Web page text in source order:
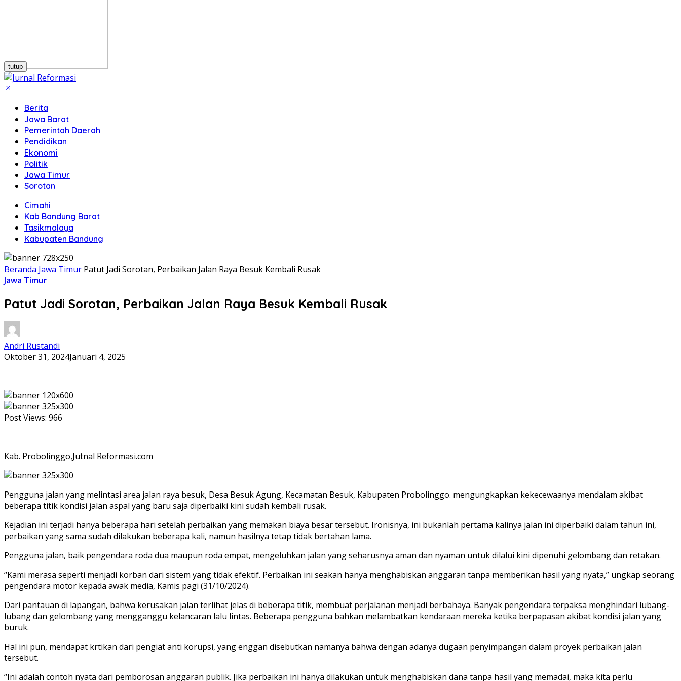
tutup
Berita
Jawa Barat
Pemerintah Daerah
Pendidikan
Ekonomi
Politik
Jawa Timur
Sorotan
Cimahi
Kab Bandung Barat
Tasikmalaya
Kabupaten Bandung
Beranda Jawa Timur Patut Jadi Sorotan, Perbaikan Jalan Raya Besuk Kembali Rusak
Jawa Timur
Patut Jadi Sorotan, Perbaikan Jalan Raya Besuk Kembali Rusak
Andri Rustandi
Oktober 31, 2024Januari 4, 2025
Post Views: 966
Kab. Probolinggo,Jutnal Reformasi.com
Pengguna jalan yang melintasi area jalan raya besuk, Desa Besuk Agung, Kecamatan Besuk, Kabupaten Probolinggo. mengungkapkan kekecewaanya mendalam akibat
beberapa titik kondisi jalan aspal yang baru saja diperbaiki kini sudah kembali rusak.
Kejadian ini terjadi hanya beberapa hari setelah perbaikan yang memakan biaya besar tersebut. Ironisnya, ini bukanlah pertama kalinya jalan ini diperbaiki dalam tahun ini,
perbaikan yang sama sudah dilakukan beberapa kali, namun hasilnya tetap tidak bertahan lama.
Pengguna jalan, baik pengendara roda dua maupun roda empat, mengeluhkan jalan yang seharusnya aman dan nyaman untuk dilalui kini dipenuhi gelombang dan retakan.
“Kami merasa seperti menjadi korban dari sistem yang tidak efektif. Perbaikan ini seakan hanya menghabiskan anggaran tanpa memberikan hasil yang nyata,” ungkap seorang
pengendara motor kepada awak media, Kamis pagi (31/10/2024).
Dari pantauan di lapangan, bahwa kerusakan jalan terlihat jelas di beberapa titik, membuat perjalanan menjadi berbahaya. Banyak pengendara terpaksa menghindari lubang-
lubang dan gelombang yang mengganggu kelancaran lalu lintas. Beberapa pengguna bahkan melambatkan kendaraan mereka ketika berpapasan akibat kondisi jalan yang
buruk.
Hal ini pun, mendapat krtikan dari pengiat anti korupsi, yang enggan disebutkan namanya bahwa dengan adanya dugaan penyimpangan dalam proyek perbaikan jalan
tersebut.
“Ini adalah contoh nyata dari pemborosan anggaran publik. Jika perbaikan ini hanya dilakukan untuk menghabiskan dana tanpa hasil yang memadai, maka kita perlu